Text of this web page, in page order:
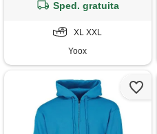
Sped. gratuita
XL XXL
Yoox